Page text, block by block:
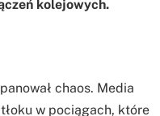
kolejowych.
chaos. Media
w pociągach, które